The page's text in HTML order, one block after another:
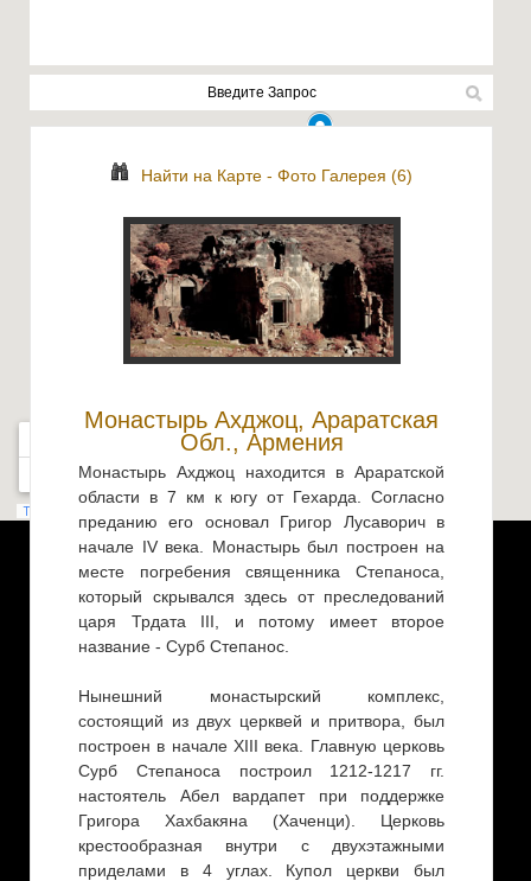
Найти на Карте -Фото Галерея (6)
Монастырь Ахджоц, Араратская
Обл., Армения
Монастырь Ахджоц находится в Араратской
области в 7 км к югу от Гехарда. Согласно
преданию его основал Григор Лусаворич в
начале IV века. Монастырь был построен на
месте погребения священника Степаноса,
который скрывался здесь от преследований
царя Трдата III, и потому имеет второе
название - Сурб Степанос.
Нынешний монастырский комплекс,
состоящий из двух церквей и притвора, был
построен в начале XIII века. Главную церковь
Сурб Степаноса построил 1212-1217 гг.
настоятель Абел вардапет при поддержке
Григора Хахбакяна (Хаченци). Церковь
крестообразная внутри с двухэтажными
приделами в 4 углах. Купол церкви был